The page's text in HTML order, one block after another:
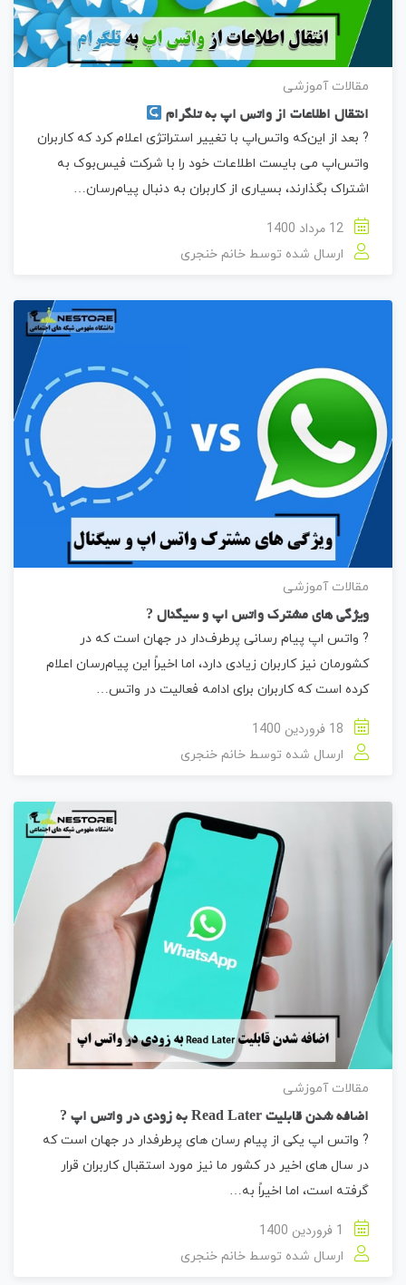
مقالات آموزشی
انتقال اطلاعات از واتس اپ به تلگرام
? بعد از این‌که واتس‌اپ با تغییر استراتژی اعلام کرد که کاربران
واتس‌اپ می بایست اطلاعات خود را با شرکت فیس‌بوک به
اشتراک بگذارند، بسیاری از کاربران به دنبال پیام‌رسان‌…
ارسال شده توسط خانم خنجری
مقالات آموزشی
ویژگی های مشترک واتس اپ و سیگنال ?
? واتس اپ پیام ‌رسانی پرطرف‌دار در جهان است که در
کشورمان نیز کاربران زیادی دارد، اما اخیراً این پیام‌رسان اعلام
کرده است که کاربران برای ادامه فعالیت در واتس…
ارسال شده توسط خانم خنجری
مقالات آموزشی
اضافه شدن قابلیت Read Later به زودی در واتس اپ ?
? واتس اپ یکی از پیام رسان های پرطرفدار در جهان است که
در سال های اخیر در کشور ما نیز مورد استقبال کاربران قرار
گرفته است، اما اخیراً به…
ارسال شده توسط خانم خنجری